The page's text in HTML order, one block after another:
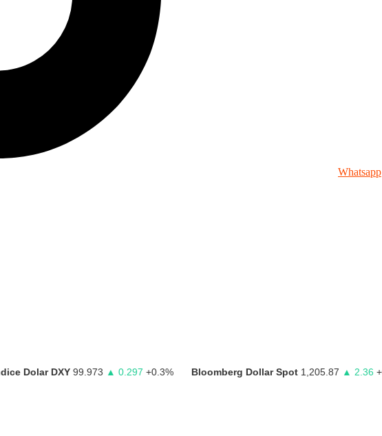
Whatsapp
DXY 99.973 ▲ 0.297+0.3% Bloomberg Dollar Spot 1,205.87 ▲ 2.36+0.2%